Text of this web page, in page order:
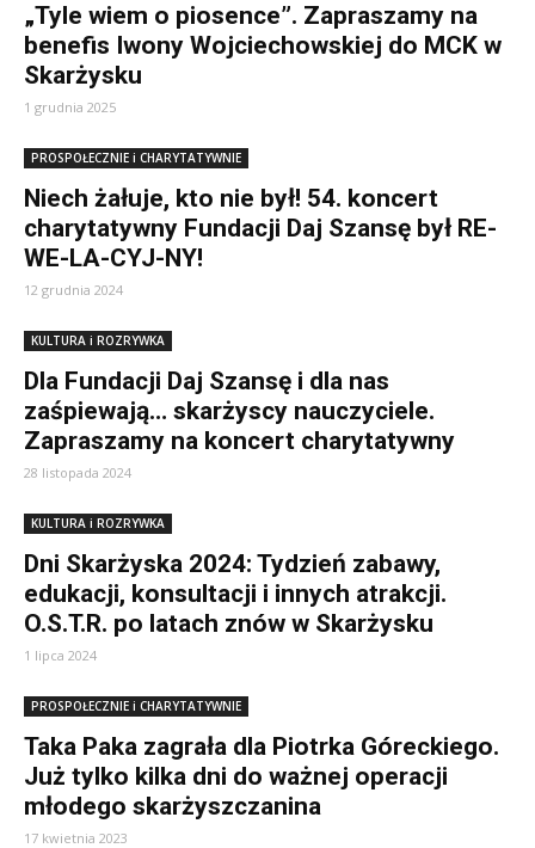
„Tyle wiem o piosence”. Zapraszamy na
benefis Iwony Wojciechowskiej do MCK w
Skarżysku
1 grudnia 2025
PROSPOŁECZNIE i CHARYTATYWNIE
Niech żałuje, kto nie był! 54. koncert
charytatywny Fundacji Daj Szansę był RE-
WE-LA-CYJ-NY!
12 grudnia 2024
KULTURA i ROZRYWKA
Dla Fundacji Daj Szansę i dla nas
zaśpiewają… skarżyscy nauczyciele.
Zapraszamy na koncert charytatywny
28 listopada 2024
KULTURA i ROZRYWKA
Dni Skarżyska 2024: Tydzień zabawy,
edukacji, konsultacji i innych atrakcji.
O.S.T.R. po latach znów w Skarżysku
1 lipca 2024
PROSPOŁECZNIE i CHARYTATYWNIE
Taka Paka zagrała dla Piotrka Góreckiego.
Już tylko kilka dni do ważnej operacji
młodego skarżyszczanina
17 kwietnia 2023